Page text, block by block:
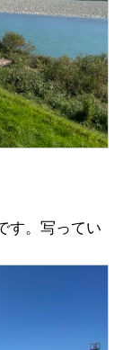
す。写ってい